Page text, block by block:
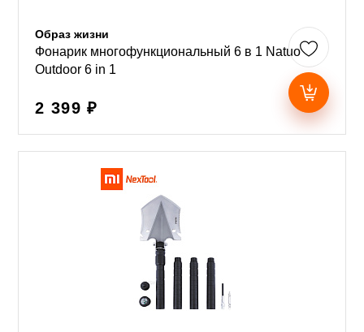
Образ жизни
Фонарик многофункциональный 6 в 1 Natuo
Outdoor 6 in 1
2 399 ₽